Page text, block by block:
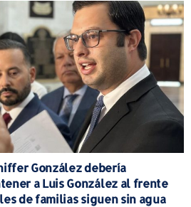
González debería
a Luis González al frente
de familias siguen sin agua